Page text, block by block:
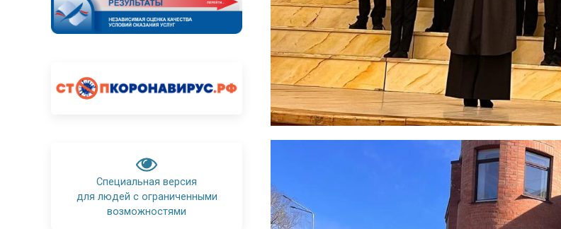
Специальная версия
для людей с ограниченными
возможностями